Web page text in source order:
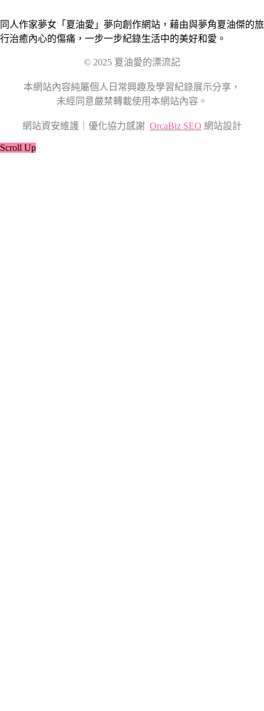
同人作家夢女「夏油愛」夢向創作網站，藉由與夢角夏油傑的旅
行治癒內心的傷痛，一步一步紀錄生活中的美好和愛。
© 2025 夏油愛的漂流記
本網站內容純屬個人日常興趣及學習紀錄展示分享，
未經同意嚴禁轉載使用本網站內容。
網站資安維護｜優化協力感謝 OrcaBiz SEO 網站設計
Scroll Up